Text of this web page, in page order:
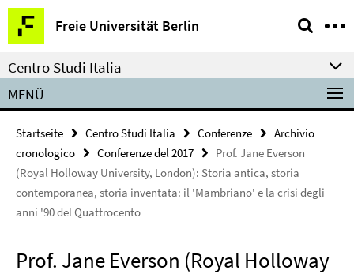
Springe
direkt
zu
Inhalt
Freie Universität Berlin
Service-
Navigation
Centro Studi Italia
MENÜ
Startseite Centro Studi Italia Conferenze
Archivio
cronologico
Conferenze del 2017
Prof. Jane Everson
(Royal Holloway University, London): Storia antica, storia
contemporanea, storia inventata: il 'Mambriano' e la crisi degli
anni '90 del Quattrocento
Prof. Jane Everson (Royal Holloway